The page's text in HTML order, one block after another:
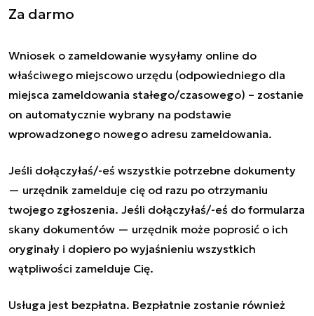
Za darmo
Wniosek o zameldowanie wysyłamy online do
właściwego miejscowo urzędu (odpowiedniego dla
miejsca zameldowania stałego/czasowego) – zostanie
on automatycznie wybrany na podstawie
wprowadzonego nowego adresu zameldowania.
Jeśli dołączyłaś/-eś wszystkie potrzebne dokumenty
— urzędnik zamelduje cię od razu po otrzymaniu
twojego zgłoszenia. Jeśli dołączyłaś/-eś do formularza
skany dokumentów — urzędnik może poprosić o ich
oryginały i dopiero po wyjaśnieniu wszystkich
wątpliwości zamelduje Cię.
Usługa jest bezpłatna. Bezpłatnie zostanie również